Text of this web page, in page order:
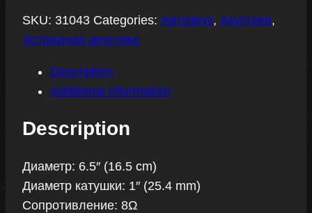
SKU: 31043 Categories: Автозвук, Акустика,
Эстрадная акустика
Description
Additional information
Description
Диаметр: 6.5″ (16.5 cm)
Диаметр катушки: 1″ (25.4 mm)
Сопротивление: 8Ω